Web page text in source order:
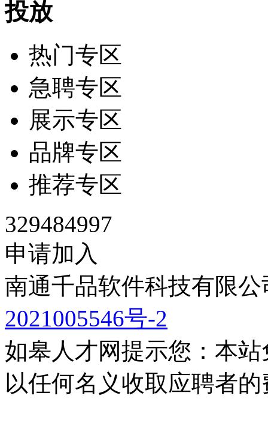
投放
热门专区
急聘专区
展示专区
品牌专区
推荐专区
329484997
申请加入
南通千品软件科技有限
2021005546号-2
如皋人才网提示您：本
以任何名义收取应聘者